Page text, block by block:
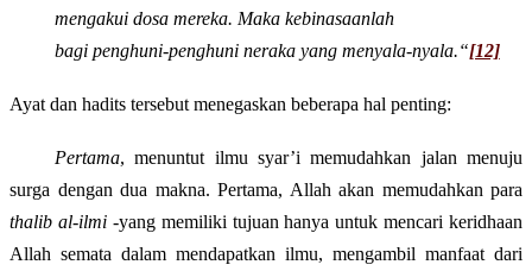
mengakui dosa mereka. Maka kebinasaanlah
bagi penghuni-penghuni neraka yang menyala-nyala.“[12]
Ayat dan hadits tersebut menegaskan beberapa hal penting:
Pertama, menuntut ilmu syar’i memudahkan jalan menuju
surga dengan dua makna. Pertama, Allah akan memudahkan para
thalib al-ilmi-yang memiliki tujuan hanya untuk mencari keridhaan
Allah semata dalam mendapatkan ilmu, mengambil manfaat dari